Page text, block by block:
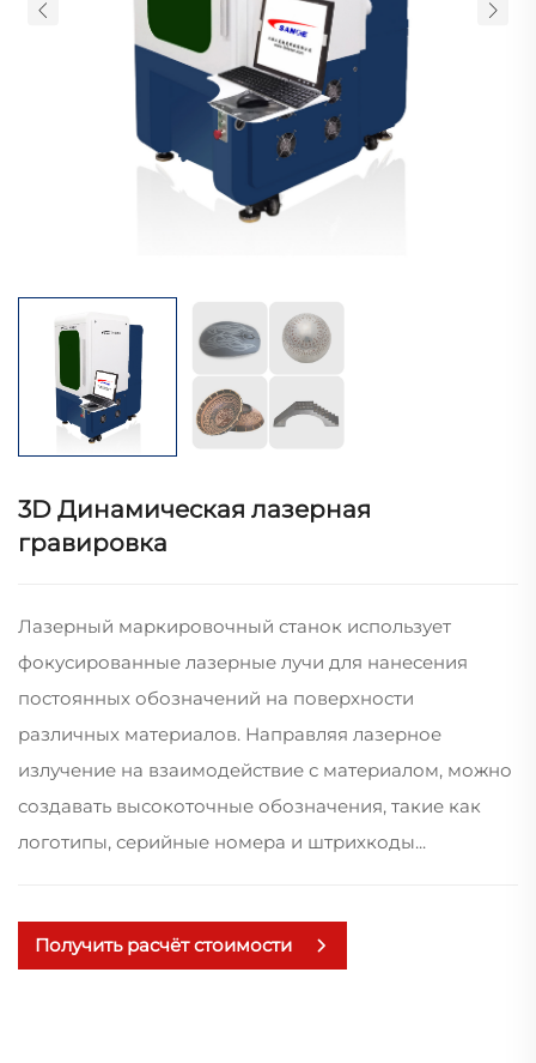
3D Динамическая лазерная
гравировка
Лазерный маркировочный станок использует
фокусированные лазерные лучи для нанесения
постоянных обозначений на поверхности
различных материалов. Направляя лазерное
излучение на взаимодействие с материалом, можно
создавать высокоточные обозначения, такие как
логотипы, серийные номера и штрихкоды...
Получить расчёт стоимости